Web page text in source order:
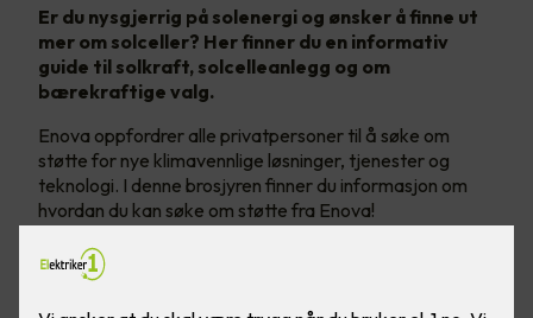
Er du nysgjerrig på solenergi og ønsker å finne ut
mer om solceller? Her finner du en informativ
guide til solkraft, solcelleanlegg og om
bærekraftige valg.
Enova oppfordrer alle privatpersoner til å søke om
støtte for nye klimavennlige løsninger, tjenester og
teknologi. I denne brosjyren finner du informasjon om
hvordan du kan søke om støtte fra Enova!